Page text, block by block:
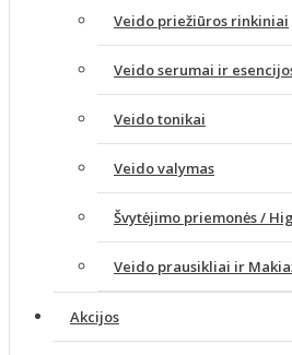
Veido priežiūros rinkiniai
Veido serumai ir
Veido tonikai
Veido valymas
Švytėjimo priemonės /
Veido prausikliai ir
Akcijos